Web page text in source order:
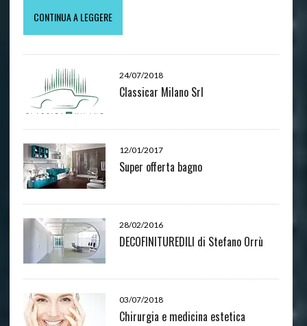
CONTINUA A LEGGERE
24/07/2018
Classicar Milano Srl
12/01/2017
Super offerta bagno
28/02/2016
DECOFINITUREDILI di Stefano Orrù
03/07/2018
Chirurgia e medicina estetica